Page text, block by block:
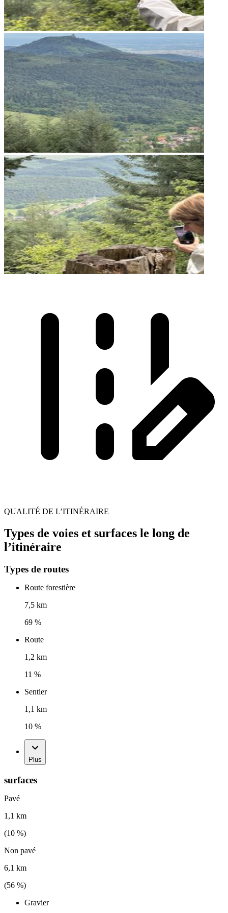
QUALITÉ DE L’ITINÉRAIRE
Types de voies et surfaces le long de
l’itinéraire
Types de routes
Route forestière
7,5 km
69 %
Route
1,2 km
11 %
Sentier
1,1 km
10 %
Plus
surfaces
Pavé
1,1 km
(10 %)
Non pavé
6,1 km
(56 %)
Gravier